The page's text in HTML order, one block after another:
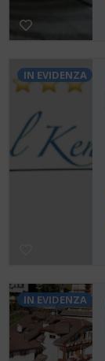
IN EVIDENZA
IN EVIDENZA